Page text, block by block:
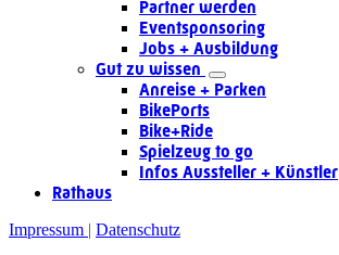
Partner werden
Eventsponsoring
Jobs + Ausbildung
Gut zu wissen
Anreise + Parken
BikePorts
Bike+Ride
Spielzeug to go
Infos Aussteller + Künstler
Rathaus
Impressum Datenschutz